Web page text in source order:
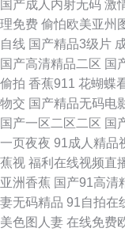
另类综合 AV色导航 海
av资源网 久草社区视频
日韩性爱导航 大香蕉精
国产传媒第九页 激情
无码 青青青操网站 偷
人自拍 午夜福利视频91
国产成人内射无码 激
理免费 偷怕欧美亚州
自线 国产精品3级片
国产高清精品二区 国
偷拍 香蕉911 花蝴蝶
物交 国产精品无码电
国产一区二区二区 国
一页夜夜 91成人精品
蕉视 福利在线视频直
亚洲香蕉 国产91高清
妻无码精品 91自拍在
美色图人妻 在线免费